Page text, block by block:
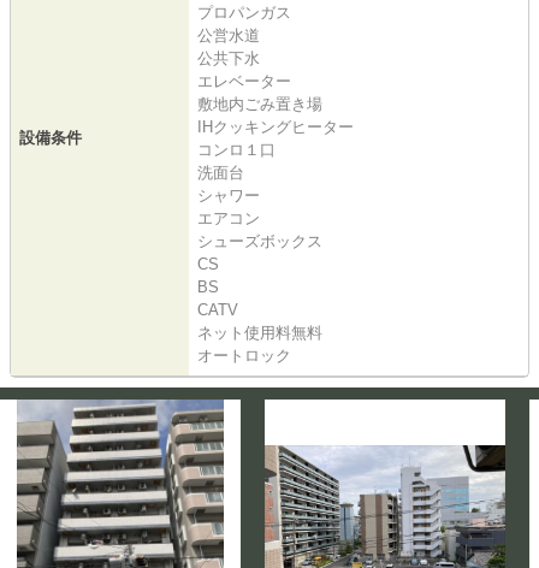
設備条件
プロパンガス
公営水道
公共下水
エレベーター
敷地内ごみ置き場
IHクッキングヒーター
コンロ１口
洗面台
シャワー
エアコン
シューズボックス
CS
BS
CATV
ネット使用料無料
オートロック